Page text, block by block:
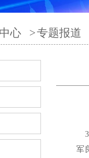
心 >专题报道
3
军